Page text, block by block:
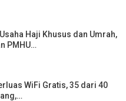
Haji Khusus dan Umrah,
PMHU…
WiFi Gratis, 35 dari 40